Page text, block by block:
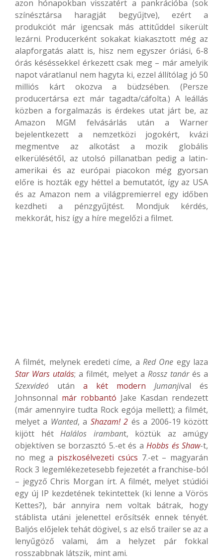
azon hónapokban visszatért a pankrációba (sok
színésztársa haragját begyűjtve), ezért a
produkciót már igencsak más attitűddel sikerült
lezárni. Producerként sokakat kiakasztott még az
alapforgatás alatt is, hisz nem egyszer óriási, 6-8
órás késéssekkel érkezett csak meg – már amelyik
napot váratlanul nem hagyta ki, ezzel állítólag jó 50
milliós kárt okozva a büdzsében. (Persze
producertársa ezt már tagadta/cáfolta.) A leállás
közben a forgalmazás is érdekes utat járt be, az
Amazon MGM felvásárlás után a Warner
bejelentkezett a nemzetközi jogokért, kvázi
megmentve az alkotást a mozik globális
elkerülésétől, az utolsó pillanatban pedig a latin-
amerikai és az európai piacokon még gyorsan
előre is hozták egy héttel a bemutatót, így az USA
és az Amazon nem a világpremierrel egy időben
kezdheti a pénzgyűjtést. Mondjuk kérdés,
mekkorát, hisz így a híre megelőzi a filmet.
A filmét, melynek eredeti címe, a Red One egy laza
Star Wars utalás; a filmét, melyet a Rossz tanárés a
Szexvideó után a két modern Jumanjival és
Johnsonnal már robbantó Jake Kasdan rendezett
(már amennyire tudta Rock egója mellett); a filmét,
melyet a Wanted, a Shazam! 2 és a 2006-19 között
kijött hét Halálos irambant, köztük az amúgy
objektíven se borzasztó 5.-et és a Hobbs és Shaw-t,
no meg a piszkosélvezeti csúcs 7.-et – magyarán
Rock 3 legemlékezetesebb fejezetét a franchise-ból
– jegyző Chris Morgan írt. A filmét, melyet stúdiói
egy új IP kezdetének tekintettek (ki lenne a Vörös
Kettes?), bár annyira nem voltak bátrak, hogy
stáblista utáni jelenettel erősítsék ennek tényét.
Baljós előjelek tehát dögivel, s az első trailer se az a
lenyűgöző valami, ám a helyzet pár fokkal
rosszabbnak látszik, mint ami.